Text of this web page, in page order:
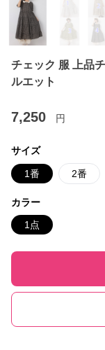
チェック 服 上品
ルエット
7,250 円
サイズ
1番 2番
カラー
1点